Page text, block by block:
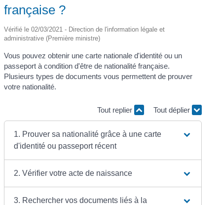
française ?
Vérifié le 02/03/2021 - Direction de l'information légale et
administrative (Première ministre)
Vous pouvez obtenir une carte nationale d'identité ou un
passeport à condition d'être de nationalité française.
Plusieurs types de documents vous permettent de prouver
votre nationalité.
Tout replier Tout déplier
1. Prouver sa nationalité grâce à une carte
d'identité ou passeport récent
2. Vérifier votre acte de naissance
3. Rechercher vos documents liés à la